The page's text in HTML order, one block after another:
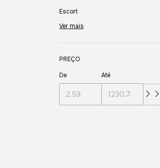
Escort
Ver mais
PREÇO
De
Até